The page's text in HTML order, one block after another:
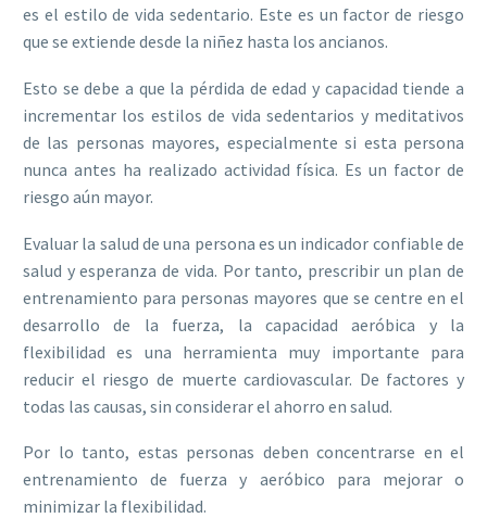
es el estilo de vida sedentario. Este es un factor de riesgo
que se extiende desde la niñez hasta los ancianos.
Esto se debe a que la pérdida de edad y capacidad tiende a
incrementar los estilos de vida sedentarios y meditativos
de las personas mayores, especialmente si esta persona
nunca antes ha realizado actividad física. Es un factor de
riesgo aún mayor.
Evaluar la salud de una persona es un indicador confiable de
salud y esperanza de vida. Por tanto, prescribir un plan de
entrenamiento para personas mayores que se centre en el
desarrollo de la fuerza, la capacidad aeróbica y la
flexibilidad es una herramienta muy importante para
reducir el riesgo de muerte cardiovascular. De factores y
todas las causas, sin considerar el ahorro en salud.
Por lo tanto, estas personas deben concentrarse en el
entrenamiento de fuerza y aeróbico para mejorar o
minimizar la flexibilidad.